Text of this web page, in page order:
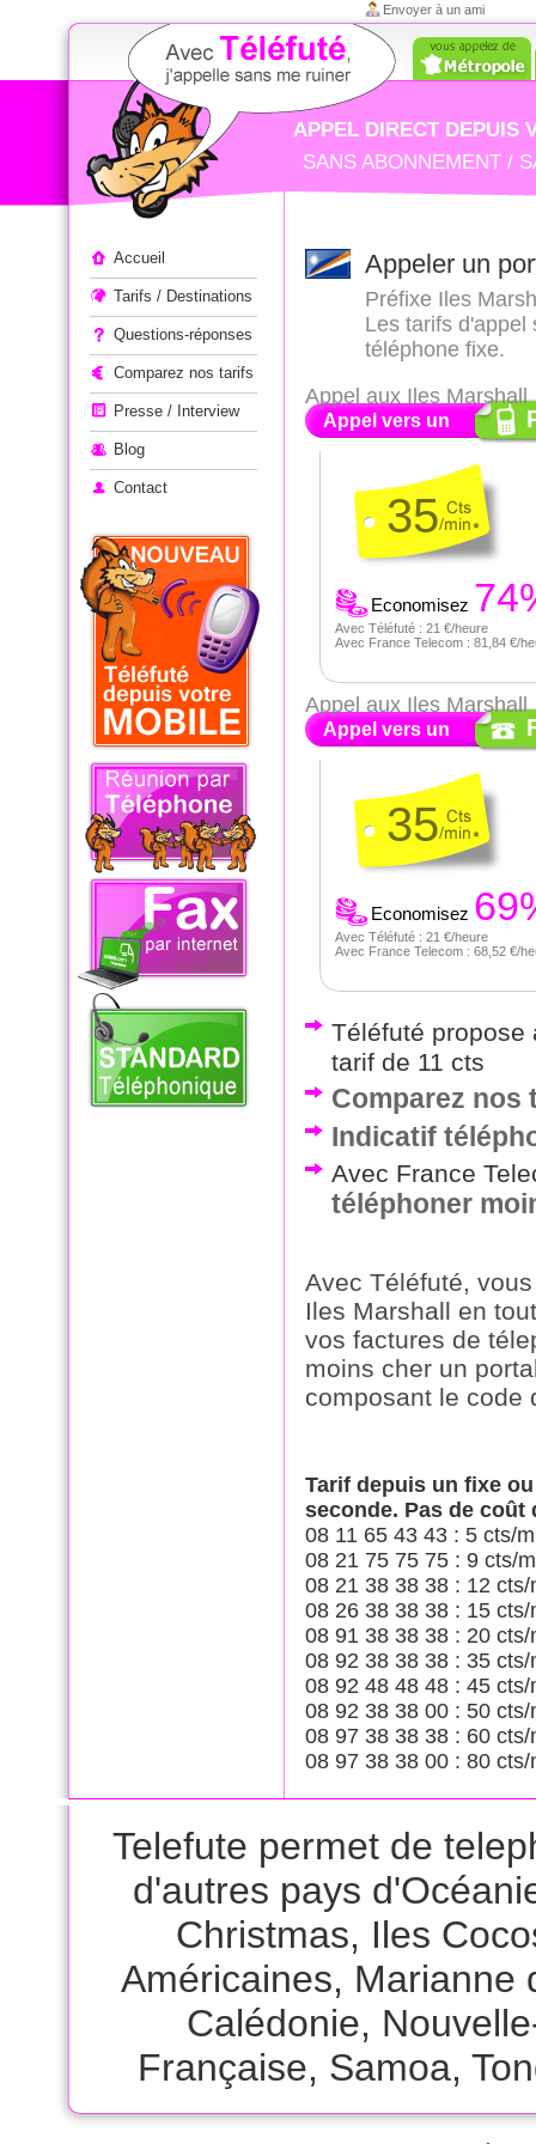
Envoyer à un ami
APPEL DIRECT DEPUIS
SANS ABONNEMENT /
Accueil
Tarifs / Destinations
Questions-réponses
Comparez nos tarifs
Presse / Interview
Blog
Contact
Appeler un
Préfixe Iles
Les tarifs d'appel
téléphone fixe.
Appel vers un
Appel aux Iles Marshall
35
Economisez
Avec Téléfuté : 21 €/heure
Avec France Telecom : 81,84 €/
Appel vers un
Appel aux Iles Marshall
35
Economisez
Avec Téléfuté : 21 €/heure
Avec France Telecom : 68,52 €/
Téléfuté propose
tarif de 11 cts
Comparez nos
Indicatif
Avec France
téléphoner
Avec Téléfuté,
Iles Marshall en
vos factures de
moins cher un
composant le code
Tarif depuis un fixe
seconde. Pas de coût
08 11 65 43 43 : 5 cts/
08 21 75 75 75 : 9 cts/
08 21 38 38 38 : 12 cts/
08 26 38 38 38 : 15 cts/
08 91 38 38 38 : 20 cts/
08 92 38 38 38 : 35 cts/
08 92 48 48 48 : 45 cts/
08 92 38 38 00 : 50 cts/
08 97 38 38 38 : 60 cts/
08 97 38 38 00 : 80 cts/
Telefute permet de
d'autres pays
Christmas, Iles
Américaines, Marianne
Calédonie,
Française, Samoa,